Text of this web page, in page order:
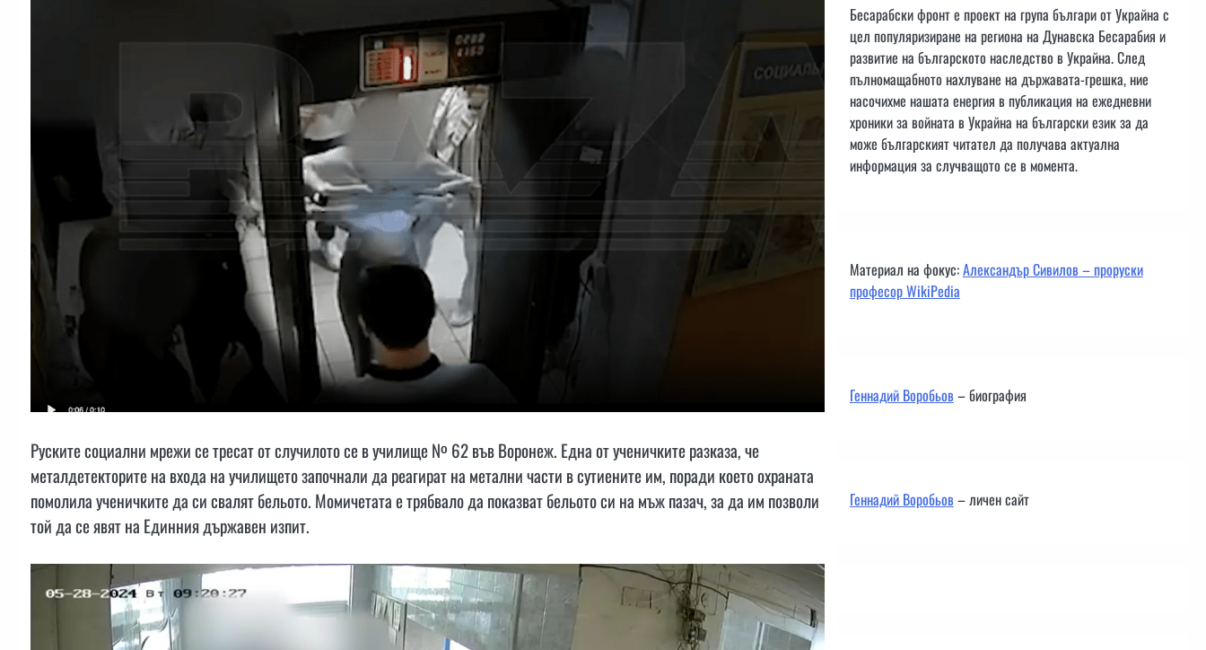
Руските социални мрежи се тресат от случилото се в училище № 62 във Воронеж. Една от ученичките разказа, че
металдетекторите на входа на училището започнали да реагират на метални части в сутиените им, поради което охраната
помолила ученичките да си свалят бельото. Момичетата е трябвало да показват бельото си на мъж пазач, за да им позволи
той да се явят на Единния държавен изпит.
Бесарабски фронт е проект на група българи от Украйна с
цел популяризиране на региона на Дунавска Бесарабия и
развитие на българското наследство в Украйна. След
пълномащабното нахлуване на държавата-грешка, ние
насочихме нашата енергия в публикация на ежедневни
хроники за войната в Украйна на български език за да
може българският читател да получава актуална
информация за случващото се в момента.
Материал на фокус:Александър Сивилов – проруски
професор WikiPedia
Геннадий Воробьов– биография
Геннадий Воробьов– личен сайт